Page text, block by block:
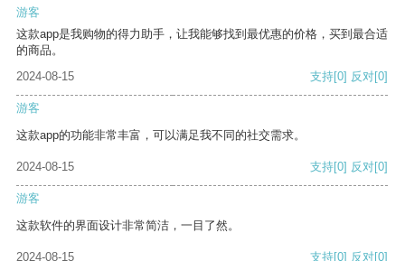
游客
这款app是我购物的得力助手，让我能够找到最优惠的价格，买到最合适
的商品。
2024-08-15
支持[0] 反对[0]
游客
这款app的功能非常丰富，可以满足我不同的社交需求。
2024-08-15 支持[0] 反对[0]
游客
这款软件的界面设计非常简洁，一目了然。
2024-08-15 支持[0] 反对[0]